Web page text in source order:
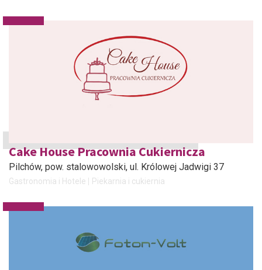
Cake House Pracownia Cukiernicza
Pilchów, pow. stalowowolski, ul. Królowej Jadwigi 37
Gastronomia i Hotele Piekarnia i cukiernia